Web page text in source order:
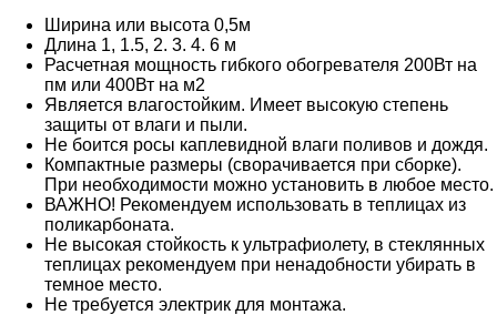
Ширина или высота 0,5м
Длина 1, 1.5, 2. 3. 4. 6 м
Расчетная мощность гибкого обогревателя 200Вт на
пм или 400Вт на м2
Является влагостойким. Имеет высокую степень
защиты от влаги и пыли.
Не боится росы каплевидной влаги поливов и дождя.
Компактные размеры (сворачивается при сборке).
При необходимости можно установить в любое место.
ВАЖНО! Рекомендуем использовать в теплицах из
поликарбоната.
Не высокая стойкость к ультрафиолету, в стеклянных
теплицах рекомендуем при ненадобности убирать в
темное место.
Не требуется электрик для монтажа.